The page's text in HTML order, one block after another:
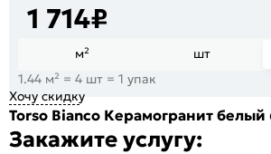
1 714₽
м² шт
1.44 м² = 4 шт = 1 упак
Хочу скидку
Torso Bianco Керамогранит
Закажите услугу: